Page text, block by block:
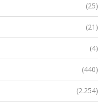
(25)
(21)
(4)
(440)
(2.254)